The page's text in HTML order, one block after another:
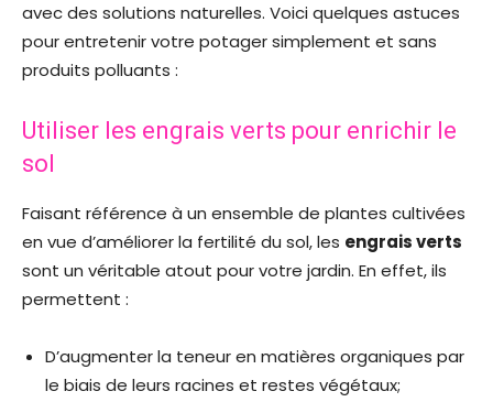
avec des solutions naturelles. Voici quelques astuces
pour entretenir votre potager simplement et sans
produits polluants :
Utiliser les engrais verts pour enrichir le
sol
Faisant référence à un ensemble de plantes cultivées
en vue d’améliorer la fertilité du sol, les engrais verts
sont un véritable atout pour votre jardin. En effet, ils
permettent :
D’augmenter la teneur en matières organiques par
le biais de leurs racines et restes végétaux;